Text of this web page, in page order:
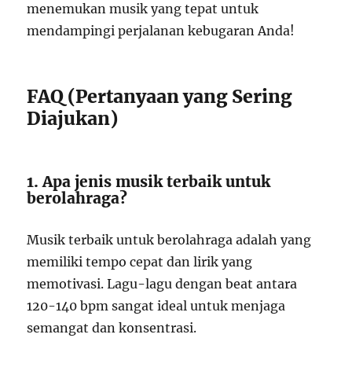
menemukan musik yang tepat untuk
mendampingi perjalanan kebugaran Anda!
FAQ (Pertanyaan yang Sering
Diajukan)
1. Apa jenis musik terbaik untuk
berolahraga?
Musik terbaik untuk berolahraga adalah yang
memiliki tempo cepat dan lirik yang
memotivasi. Lagu-lagu dengan beat antara
120-140 bpm sangat ideal untuk menjaga
semangat dan konsentrasi.